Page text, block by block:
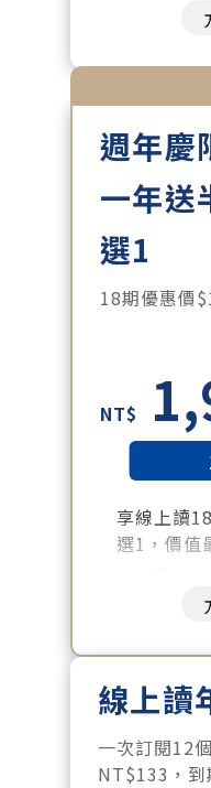
刊、特刊。​
每「季」
每月下載
訂閱專屬
技趨勢報。
週年慶
一年送
選1
18期優惠價
NT$
享線上讀
選1，價值
好書清單
的》、《
回憶錄》
課》、《
往》
暢讀全站
月刊、特
每「季」
線上讀
一次訂閱12
NT$133，到